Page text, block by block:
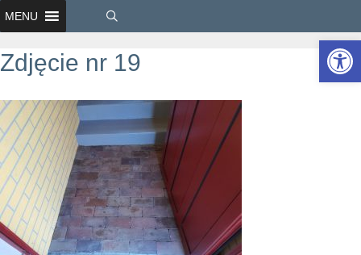
MENU
Zdjęcie nr 19